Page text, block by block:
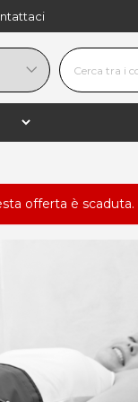
offerta è scaduta.